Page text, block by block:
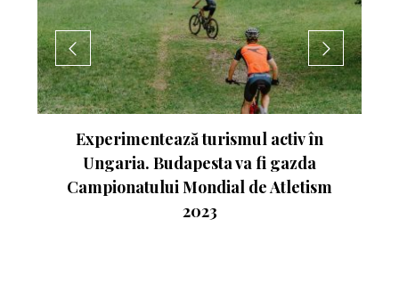
Experimentează turismul activ în
Ungaria. Budapesta va fi gazda
Campionatului Mondial de Atletism
2023